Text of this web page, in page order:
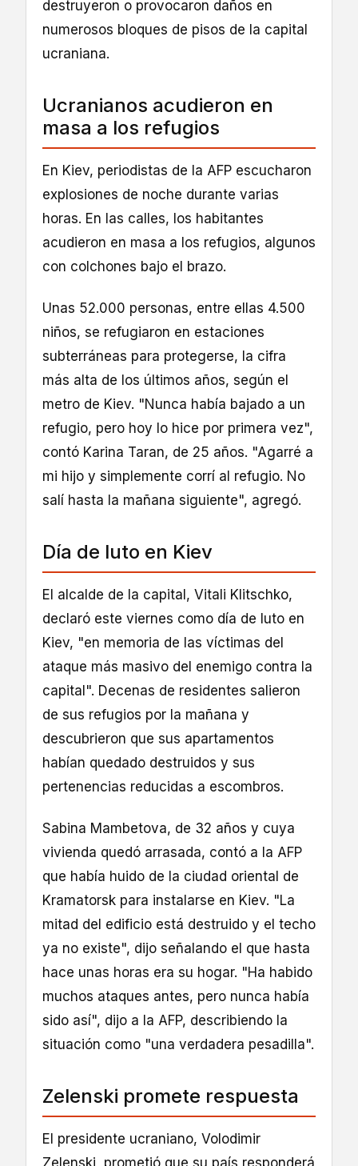
destruyeron o provocaron daños en
numerosos bloques de pisos de la capital
ucraniana.
Ucranianos acudieron en
masa a los refugios
En Kiev, periodistas de la AFP escucharon
explosiones de noche durante varias
horas. En las calles, los habitantes
acudieron en masa a los refugios, algunos
con colchones bajo el brazo.
Unas 52.000 personas, entre ellas 4.500
niños, se refugiaron en estaciones
subterráneas para protegerse, la cifra
más alta de los últimos años, según el
metro de Kiev. "Nunca había bajado a un
refugio, pero hoy lo hice por primera vez",
contó Karina Taran, de 25 años. "Agarré a
mi hijo y simplemente corrí al refugio. No
salí hasta la mañana siguiente", agregó.
Día de luto en Kiev
El alcalde de la capital, Vitali Klitschko,
declaró este viernes como día de luto en
Kiev, "en memoria de las víctimas del
ataque más masivo del enemigo contra la
capital". Decenas de residentes salieron
de sus refugios por la mañana y
descubrieron que sus apartamentos
habían quedado destruidos y sus
pertenencias reducidas a escombros.
Sabina Mambetova, de 32 años y cuya
vivienda quedó arrasada, contó a la AFP
que había huido de la ciudad oriental de
Kramatorsk para instalarse en Kiev. "La
mitad del edificio está destruido y el techo
ya no existe", dijo señalando el que hasta
hace unas horas era su hogar. "Ha habido
muchos ataques antes, pero nunca había
sido así", dijo a la AFP, describiendo la
situación como "una verdadera pesadilla".
Zelenski promete respuesta
El presidente ucraniano, Volodimir
Zelenski, prometió que su país responderá